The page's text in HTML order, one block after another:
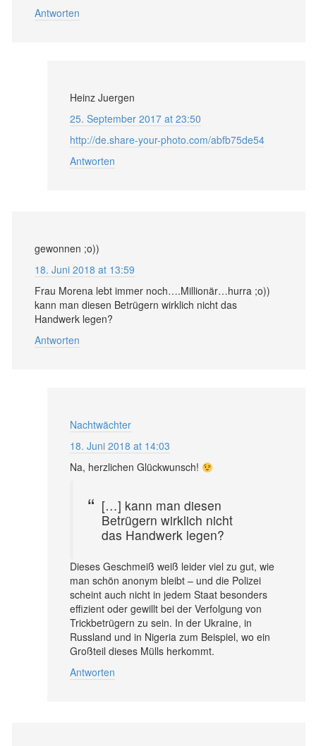
Antworten
Heinz Juergen
25. September 2017 at 23:50
http://de.share-your-photo.com/abfb75de54
Antworten
gewonnen ;o))
18. Juni 2018 at 13:59
Frau Morena lebt immer noch….Millionär…hurra ;o))
kann man diesen Betrügern wirklich nicht das
Handwerk legen?
Antworten
Nachtwächter
18. Juni 2018 at 14:03
Na, herzlichen Glückwunsch!
[…] kann man diesen
Betrügern wirklich nicht
das Handwerk legen?
Dieses Geschmeiß weiß leider viel zu gut, wie
man schön anonym bleibt – und die Polizei
scheint auch nicht in jedem Staat besonders
effizient oder gewillt bei der Verfolgung von
Trickbetrügern zu sein. In der Ukraine, in
Russland und in Nigeria zum Beispiel, wo ein
Großteil dieses Mülls herkommt.
Antworten